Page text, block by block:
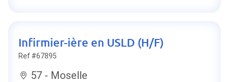
Infirmier-ière en USLD (H/F)
Ref #67895
57 - Moselle